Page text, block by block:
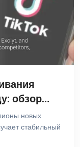
обзор
и
новых
стабильный